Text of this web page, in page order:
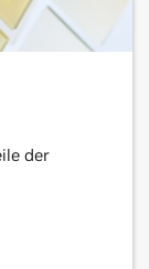
der